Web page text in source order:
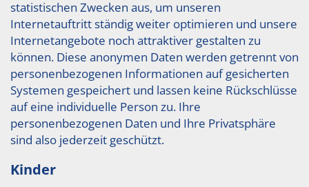
statistischen Zwecken aus, um unseren
Internetauftritt ständig weiter optimieren und unsere
Internetangebote noch attraktiver gestalten zu
können. Diese anonymen Daten werden getrennt von
personenbezogenen Informationen auf gesicherten
Systemen gespeichert und lassen keine Rückschlüsse
auf eine individuelle Person zu. Ihre
personenbezogenen Daten und Ihre Privatsphäre
sind also jederzeit geschützt.
Kinder